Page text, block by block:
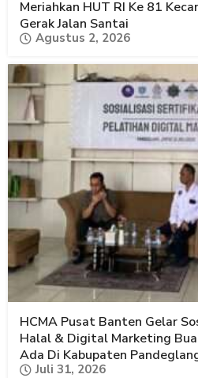
Meriahkan HUT RI Ke 81
Gerak Jalan Santai
Agustus 2, 2026
HCMA Pusat Banten Gelar
Halal & Digital Marketing
Ada Di Kabupaten
Juli 31, 2026